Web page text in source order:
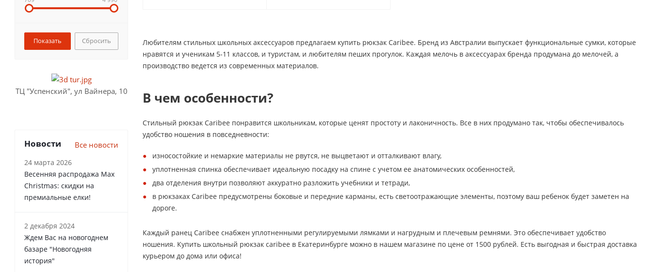
Любителям стильных школьных аксессуаров предлагаем купить рюкзак Caribee. Бренд из Австралии выпускает функциональные сумки, которые
нравятся и ученикам 5-11 классов, и туристам, и любителям пеших прогулок. Каждая мелочь в аксессуарах бренда продумана до мелочей, а
производство ведется из современных материалов.
В чем особенности?
Стильный рюкзак Caribee понравится школьникам, которые ценят простоту и лаконичность. Все в них продумано так, чтобы обеспечивалось
удобство ношения в повседневности:
износостойкие и немаркие материалы не рвутся, не выцветают и отталкивают влагу,
уплотненная спинка обеспечивает идеальную посадку на спине с учетом ее анатомических особенностей,
два отделения внутри позволяют аккуратно разложить учебники и тетради,
в рюкзаках Caribee предусмотрены боковые и передние карманы, есть светоотражающие элементы, поэтому ваш ребенок будет заметен на
дороге.
Каждый ранец Caribee снабжен уплотненными регулируемыми лямками и нагрудным и плечевым ремнями. Это обеспечивает удобство
ношения. Купить школьный рюкзак caribee в Екатеринбурге можно в нашем магазине по цене от 1500 рублей. Есть выгодная и быстрая доставка
курьером до дома или офиса!
Сбросить
ТЦ "Успенский", ул Вайнера, 10
Новости Все новости
24 марта 2026
Весенняя распродажа Max
Christmas: скидки на
премиальные елки!
2 декабря 2024
Ждем Вас на новогоднем
базаре "Новогодняя
история"